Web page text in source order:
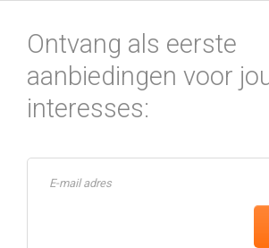
Ontvang als eerste
aanbiedingen voor
interesses: